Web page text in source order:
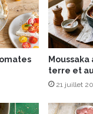
terre et
21 juillet